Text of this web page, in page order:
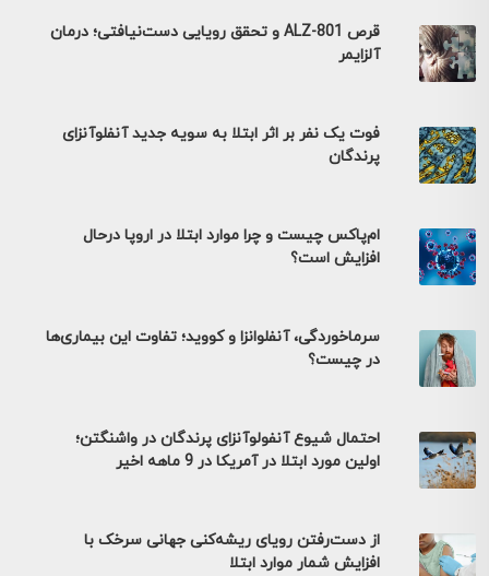
قرص ALZ-801 و تحقق رویایی دست‌نیافتی؛ درمان
آلزایمر
فوت یک نفر بر اثر ابتلا به سویه جدید آنفلوآنزای
پرندگان
ام‌پاکس چیست و چرا موارد ابتلا در اروپا درحال
افزایش است؟
سرماخوردگی، آنفلوانزا و کووید؛ تفاوت این بیماری‌ها
در چیست؟
احتمال شیوع آنفولوآنزای پرندگان در واشنگتن؛
اولین مورد ابتلا در آمریکا در 9 ماهه اخیر
از دست‌رفتن رویای ریشه‌کنی جهانی سرخک با
افزایش شمار موارد ابتلا